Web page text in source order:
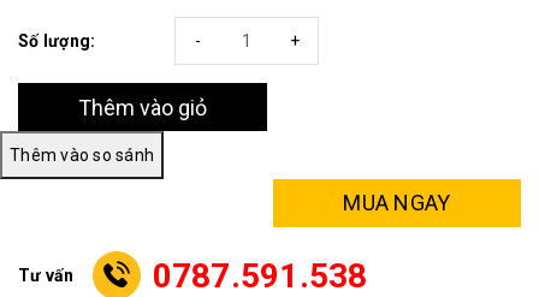
Số lượng: +
-
Thêm vào giỏ
MUA NGAY
Tư vấn 0787.591.538